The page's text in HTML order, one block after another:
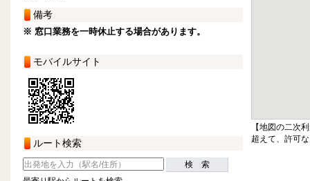
備考
※ 窓口業務を一時休止する場合があります。
モバイルサイト
ルート検索
検 索
【地図の二次
超えて、許可